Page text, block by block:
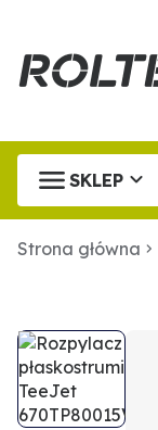
SKLEP
Strona główna